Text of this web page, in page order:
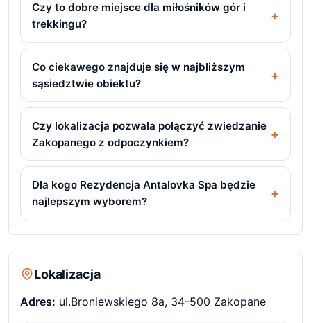
Czy to dobre miejsce dla miłośników gór i
trekkingu?
Co ciekawego znajduje się w najbliższym
sąsiedztwie obiektu?
Czy lokalizacja pozwala połączyć zwiedzanie
Zakopanego z odpoczynkiem?
Dla kogo Rezydencja Antalovka Spa będzie
najlepszym wyborem?
Lokalizacja
Adres: ul.Broniewskiego 8a, 34-500 Zakopane